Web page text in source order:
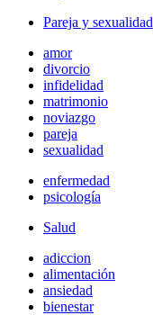
Pareja y sexualidad
amor
divorcio
infidelidad
matrimonio
noviazgo
pareja
sexualidad
enfermedad
psicología
Salud
adiccion
alimentación
ansiedad
bienestar